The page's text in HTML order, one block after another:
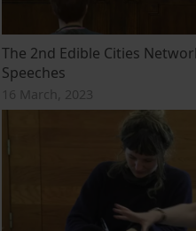
The 2nd Edible Cities
Speeches
16 March, 2023